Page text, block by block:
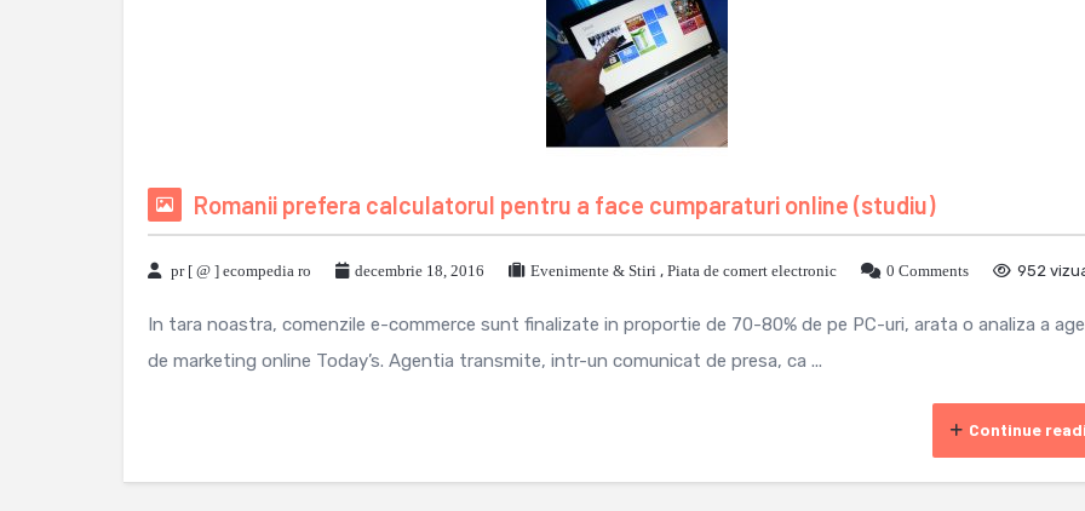
Romanii prefera calculatorul pentru a face cumparaturi online (studiu)
pr [ @ ] ecompedia ro decembrie 18, 2016 Evenimente & Stiri , Piata de comert electronic 0 Comments 952
In tara noastra, comenzile e-commerce sunt finalizate in proportie de 70-80% de pe PC-uri, arata o analiza a
de marketing online Today’s. Agentia transmite, intr-un comunicat de presa, ca ...
Continue